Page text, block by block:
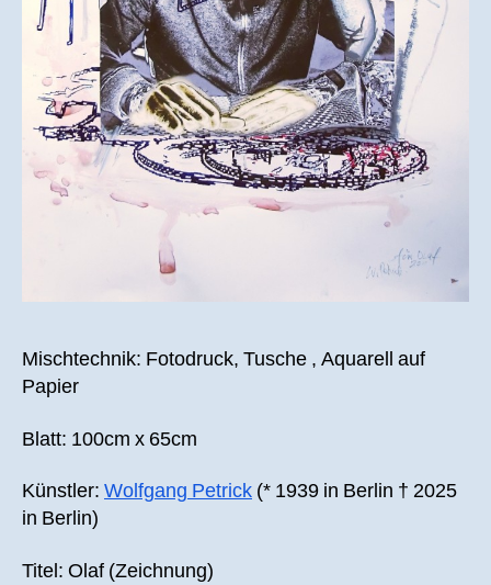
Mischtechnik: Fotodruck, Tusche , Aquarell auf
Papier
Blatt: 100cm x 65cm
Künstler: Wolfgang Petrick (* 1939 in Berlin † 2025
in Berlin)
Titel: Olaf (Zeichnung)